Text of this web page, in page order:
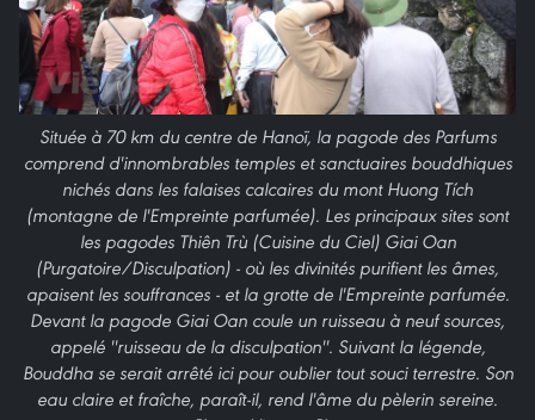
Située à 70 km du centre de Hanoï, la pagode des Parfums
comprend d'innombrables temples et sanctuaires bouddhiques
nichés dans les falaises calcaires du mont Huong Tích
(montagne de l'Empreinte parfumée). Les principaux sites sont
les pagodes Thiên Trù (Cuisine du Ciel) Giai Oan
(Purgatoire/Disculpation) - où les divinités purifient les âmes,
apaisent les souffrances - et la grotte de l'Empreinte parfumée.
Devant la pagode Giai Oan coule un ruisseau à neuf sources,
appelé ''ruisseau de la disculpation''. Suivant la légende,
Bouddha se serait arrêté ici pour oublier tout souci terrestre. Son
eau claire et fraîche, paraît-il, rend l'âme du pèlerin sereine.